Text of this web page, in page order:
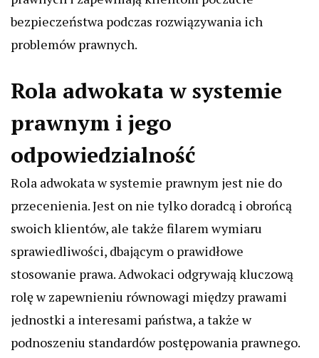
bezpieczeństwa podczas rozwiązywania ich
problemów prawnych.
Rola adwokata w systemie
prawnym i jego
odpowiedzialność
Rola adwokata w systemie prawnym jest nie do
przecenienia. Jest on nie tylko doradcą i obrońcą
swoich klientów, ale także filarem wymiaru
sprawiedliwości, dbającym o prawidłowe
stosowanie prawa. Adwokaci odgrywają kluczową
rolę w zapewnieniu równowagi między prawami
jednostki a interesami państwa, a także w
podnoszeniu standardów postępowania prawnego.